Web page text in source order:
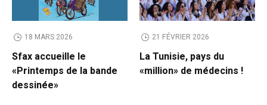
18 MARS 2026
Sfax accueille le
«Printemps de la bande
dessinée»
21 FÉVRIER 2026
La Tunisie, pays du
«million» de médecins !